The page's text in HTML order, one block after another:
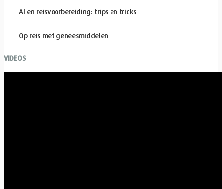
AI en reisvoorbereiding: trips en tricks
Op reis met geneesmiddelen
VIDEOS